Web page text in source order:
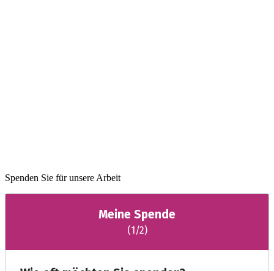
Spenden Sie für unsere Arbeit